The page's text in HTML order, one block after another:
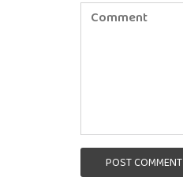
POST COMMENT